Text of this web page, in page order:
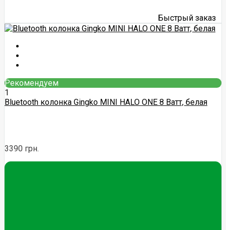
Быстрый заказ
Рекомендуем
1
Bluetooth колонка Gingko MINI HALO ONE 8 Ватт, белая
3390 грн.